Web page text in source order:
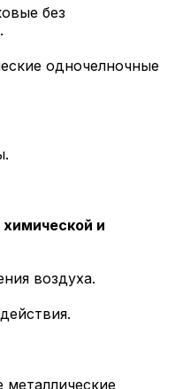
без
одночелночные
и
воздуха.
металлические